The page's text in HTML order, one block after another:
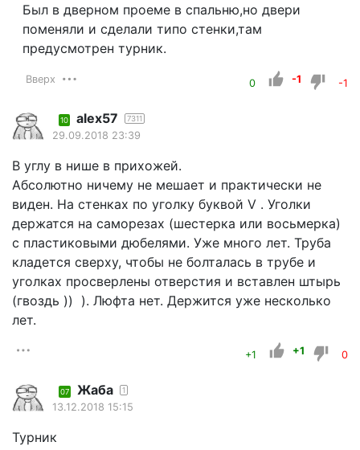
Был в дверном проеме в спальню,но двери
поменяли и сделали типо стенки,там
предусмотрен турник.
Вверх 0 -1 -1
10 alex57 7311
29.09.2018 23:39
В углу в нише в прихожей.
Абсолютно ничему не мешает и практически не
виден. На стенках по уголку буквой V . Уголки
держатся на саморезах (шестерка или восьмерка)
с пластиковыми дюбелями. Уже много лет. Труба
кладется сверху, чтобы не болталась в трубе и
уголках просверлены отверстия и вставлен штырь
(гвоздь )) ). Люфта нет. Держится уже несколько
лет.
+1 +1 0
07 Жаба 1
13.12.2018 15:15
Турник